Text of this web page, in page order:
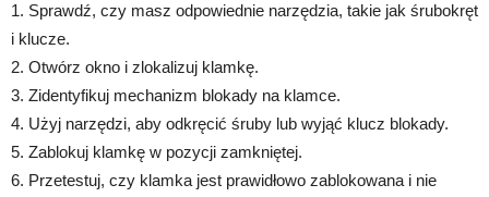
1. Sprawdź, czy masz odpowiednie narzędzia, takie jak śrubokręt
i klucze.
2. Otwórz okno i zlokalizuj klamkę.
3. Zidentyfikuj mechanizm blokady na klamce.
4. Użyj narzędzi, aby odkręcić śruby lub wyjąć klucz blokady.
5. Zablokuj klamkę w pozycji zamkniętej.
6. Przetestuj, czy klamka jest prawidłowo zablokowana i nie